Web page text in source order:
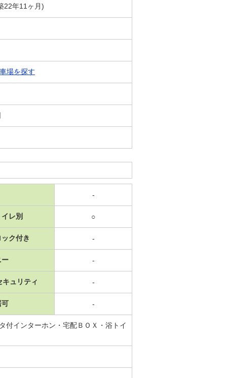
22年11ヶ月)
場を探す
-
レ別 ○
ク付き -
ー -
キュリティ -
可 -
付インターホン・宅配ＢＯＸ・浴トイ